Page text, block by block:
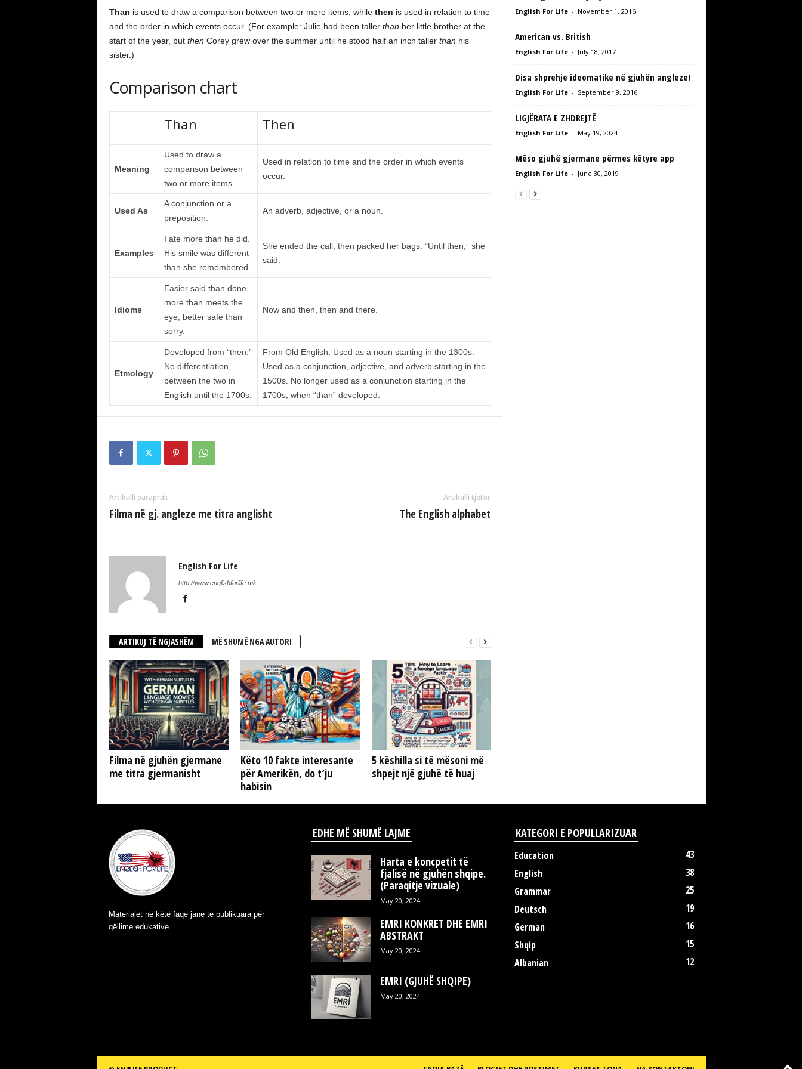
Than is used to draw a comparison between two or more items, while then is used in relation to time
and the order in which events occur. (For example: Julie had been taller than her little brother at the
start of the year, but then Corey grew over the summer until he stood half an inch taller than his
sister.)
Comparison chart
Than Then
Meaning
Used to draw a
comparison between
two or more items.
Used in relation to time and the order in which events
occur.
Used As
A conjunction or a
preposition.
An adverb, adjective, or a noun.
Examples
I ate more than he did.
His smile was different
than she remembered.
She ended the call, then packed her bags. “Until then,” she
said.
Idioms
Easier said than done,
more than meets the
eye, better safe than
sorry.
Now and then, then and there.
Etmology
Developed from “then.”
No differentiation
between the two in
English until the 1700s.
From Old English. Used as a noun starting in the 1300s.
Used as a conjunction, adjective, and adverb starting in the
1500s. No longer used as a conjunction starting in the
1700s, when “than” developed.
Artikulli paraprak
Filma në gj. angleze me titra anglisht
Artikulli tjetër
The English alphabet
English For Life
http://www.englishforlife.mk
ARTIKUJ TË NGJASHËM MË SHUMË NGA AUTORI
Filma në gjuhën gjermane
me titra gjermanisht
Këto 10 fakte interesante
për Amerikën, do t’ju
habisin
5 këshilla si të mësoni më
shpejt një gjuhë të huaj
English For Life - November 1, 2016
American vs. British
English For Life - July 18, 2017
Disa shprehje ideomatike në gjuhën angleze!
English For Life - September 9, 2016
LIGJËRATA E ZHDREJTË
English For Life - May 19, 2024
Mëso gjuhë gjermane përmes këtyre app
English For Life - June 30, 2019
Materialet në këtë faqe janë të publikuara për
qëllime edukative.
EDHE MË SHUMË LAJME
Harta e koncpetit të
fjalisë në gjuhën shqipe.
(Paraqitje vizuale)
May 20, 2024
EMRI KONKRET DHE EMRI
ABSTRAKT
May 20, 2024
EMRI (GJUHË SHQIPE)
May 20, 2024
KATEGORI E POPULLARIZUAR
Education
43
English
38
Grammar
25
Deutsch
19
German
16
Shqip
15
Albanian
12